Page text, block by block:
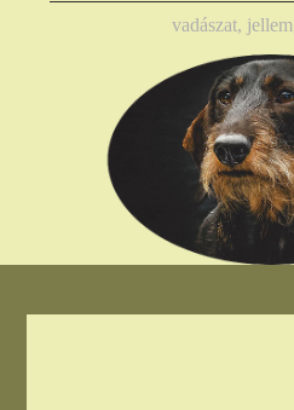
vadászat,